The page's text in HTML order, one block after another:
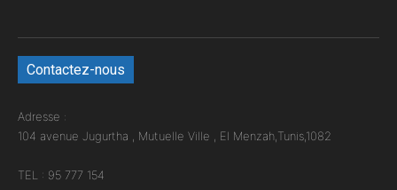
Contactez-nous
Adresse :
104 avenue Jugurtha , Mutuelle Ville , El Menzah,Tunis,1082
TEL : 95 777 154